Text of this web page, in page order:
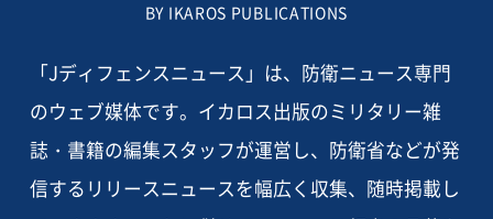
BY IKAROS PUBLICATIONS
「Jディフェンスニュース」は、防衛ニュース専門
のウェブ媒体です。イカロス出版のミリタリー雑
誌・書籍の編集スタッフが運営し、防衛省などが発
信するリリースニュースを幅広く収集、随時掲載し